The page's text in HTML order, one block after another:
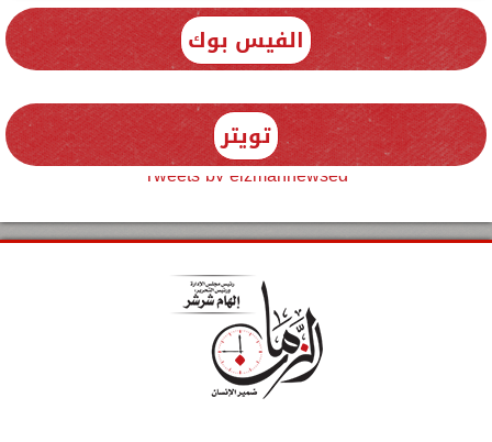
الفيس بوك
تويتر
Tweets by elzmannewseg